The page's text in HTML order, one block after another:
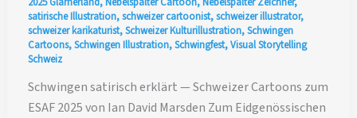
satirische Illustration,schweizer cartoonist,schweizer illustrator,
schweizer karikaturist,Schweizer Kulturillustration,Schwingen
Cartoons,Schwingen Illustration,Schwingfest,Visual Storytelling
Schweiz
Schwingen satirisch erklärt — Schweizer Cartoons zum
ESAF 2025 von Ian David Marsden Zum Eidgenössischen